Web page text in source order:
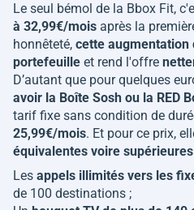
Le seul bémol de la Bbox Fit,
à 32,99€/mois après la
honnêteté, cette augmentation
portefeuille et rend l'offre
D’autant que pour quelques
avoir la Boîte Sosh ou la RED
tarif fixe sans condition de
25,99€/mois. Et pour ce prix,
équivalentes voire
Les appels illimités vers les
de 100 destinations ;